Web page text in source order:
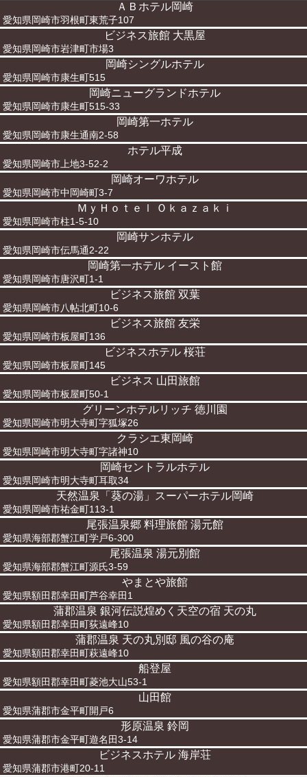
ＡＢホテル岡崎
愛知県岡崎市羽根町東荒子107
ビジネス旅館 大黒屋
愛知県岡崎市岩津町市場3
岡崎シングルホテル
愛知県岡崎市康生町515
岡崎ニューグランドホテル
愛知県岡崎市康生町515-33
岡崎第一ホテル
愛知県岡崎市康生通南2-58
ホテル平成
愛知県岡崎市上地3-52-2
岡崎オーワホテル
愛知県岡崎市中岡崎町3-7
ＭｙＨｏｔｅｌ Ｏｋａｚａｋｉ
愛知県岡崎市柱1-5-10
岡崎サンホテル
愛知県岡崎市伝馬通2-22
岡崎第一ホテル イースト館
愛知県岡崎市唐沢町1-1
ビジネス旅館 双葉
愛知県岡崎市八帖北町10-6
ビジネス旅館 友栄
愛知県岡崎市板屋町136
ビジネスホテル 桜荘
愛知県岡崎市板屋町145
ビジネス 山田旅館
愛知県岡崎市板屋町50-1
グリーンホテルリッチ 徳川園
愛知県岡崎市明大寺町字狐塚26
クラシエ東岡崎
愛知県岡崎市明大寺町字諸神10
岡崎セントラルホテル
愛知県岡崎市明大寺町耳取34
天然温泉「葵の湯」スーパーホテル岡崎
愛知県岡崎市祐金町113-1
尾張温泉郷 料理旅館 湯元館
愛知県海部郡蟹江町学戸6-300
尾張温泉 湯元別館
愛知県海部郡蟹江町源氏3-59
やまとや旅館
愛知県額田郡幸田町芦谷幸田1
蒲郡温泉 銀河伝説煌めく天空の宿 天の丸
愛知県額田郡幸田町荻遠峰10
蒲郡温泉 天の丸別邸 風の谷の庵
愛知県額田郡幸田町萩遠峰10
船登屋
愛知県額田郡幸田町菱池大山53-1
山田館
愛知県蒲郡市金平町開戸6
形原温泉 鈴岡
愛知県蒲郡市金平町遊名田3-14
ビジネスホテル 海岸荘
愛知県蒲郡市港町20-11